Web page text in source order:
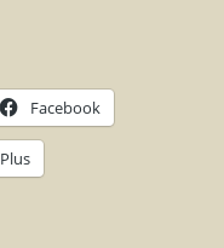
Facebook
Plus